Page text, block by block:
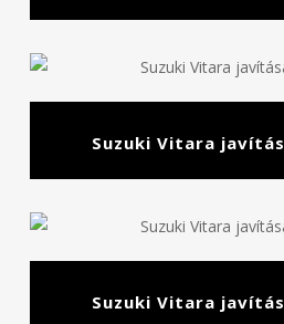
Suzuki Vitara
Suzuki Vitara